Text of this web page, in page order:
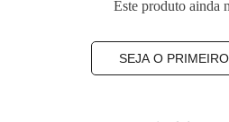
Este produto ainda
SEJA O